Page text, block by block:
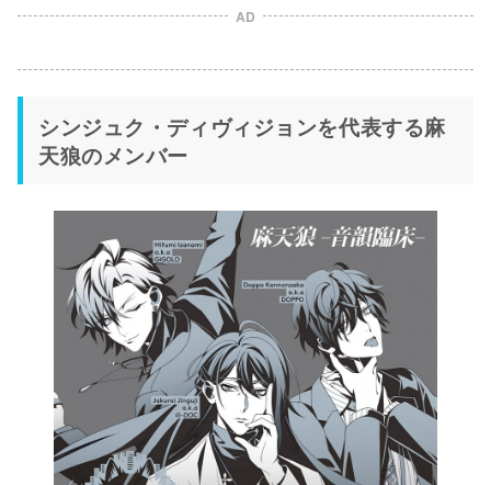
AD
シンジュク・ディヴィジョンを代表する麻
天狼のメンバー